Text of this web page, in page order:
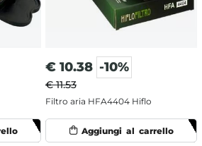
€ 10.38 -10%
€ 11.53
Filtro aria HFA4404 Hiflo